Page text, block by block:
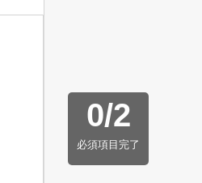
0/2
必須項目完了